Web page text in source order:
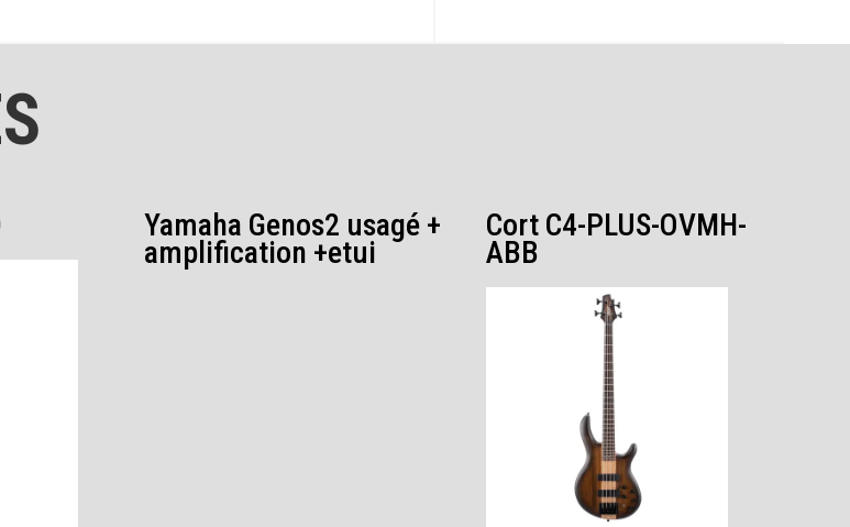
Yamaha Genos2 usagé +
amplification +etui
Cort C4-PLUS-OVMH-
ABB